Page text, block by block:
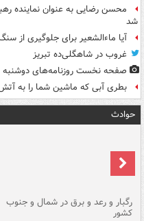
محسن رضایی به عنوان نماینده
شد
آیا ماءالشعیر برای جلوگیری از
غروب در شاهگلی‌ده تبریز
صفحه نخست روزنامه‌های دوشنبه ۱۹ مرداد ۱۴۰۵
بطری آبی که ماشین شما را به
حوادث
رگبار و رعد و برق در شمال و جنوب
کشور